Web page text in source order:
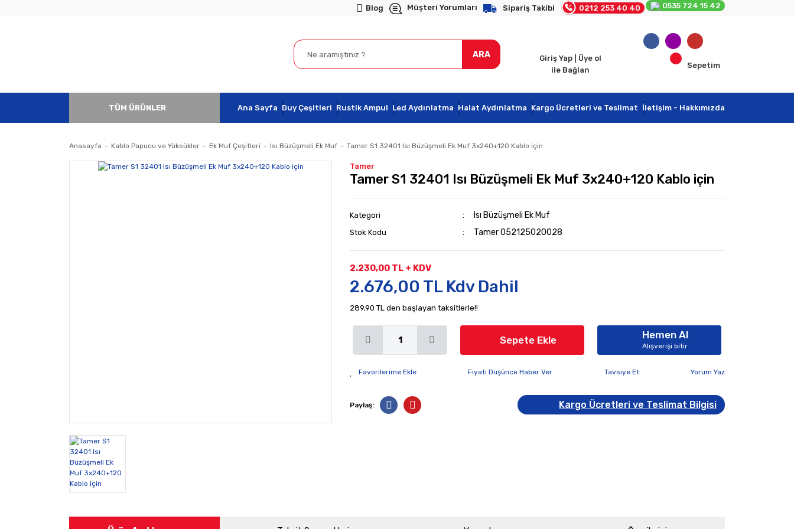
Blog Müşteri Yorumları Sipariş Takibi 0212 253 40 40 0535 724 15 42
ARA
Giriş Yap | Üye ol
ile Bağlan
Sepetim
TÜM ÜRÜNLER Ana Sayfa Duy Çeşitleri Rustik Ampul Led Aydınlatma Halat Aydınlatma Kargo Ücretleri ve Teslimat İletişim - Hakkımızda
Anasayfa Kablo Papucu ve Yüksükler Ek Muf Çeşitleri Isı Büzüşmeli Ek Muf Tamer S1 32401 Isı Büzüşmeli Ek Muf 3x240+120 Kablo için
Tamer
Tamer S1 32401 Isı Büzüşmeli Ek Muf 3x240+120 Kablo için
Kategori Isı Büzüşmeli Ek Muf
Stok Kodu Tamer 052125020028
2.230,00 TL + KDV
2.676,00 TL Kdv Dahil
289,90 TL den başlayan taksitlerle!!
Sepete Ekle Hemen Al
Alışverişi bitir
Fiyatı Düşünce Haber Ver Tavsiye Et Yorum Yaz
Paylaş: Kargo Ücretleri ve Teslimat Bilgisi